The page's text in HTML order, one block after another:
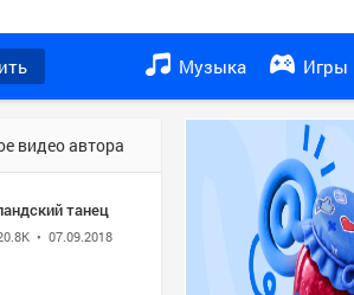
Музыка Игры
видео автора
танец
• 07.09.2018